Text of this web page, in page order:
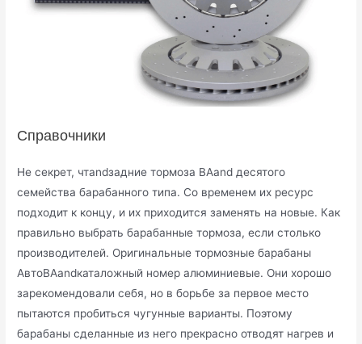
Справочники
Не секрет, чтandзадние тормоза ВАand десятого
семейства барабанного типа. Со временем их ресурс
подходит к концу, и их приходится заменять на новые. Как
правильно выбрать барабанные тормоза, если столько
производителей. Оригинальные тормозные барабаны
АвтоВАandкаталожный номер алюминиевые. Они хорошо
зарекомендовали себя, но в борьбе за первое место
пытаются пробиться чугунные варианты. Поэтому
барабаны сделанные из него прекрасно отводят нагрев и